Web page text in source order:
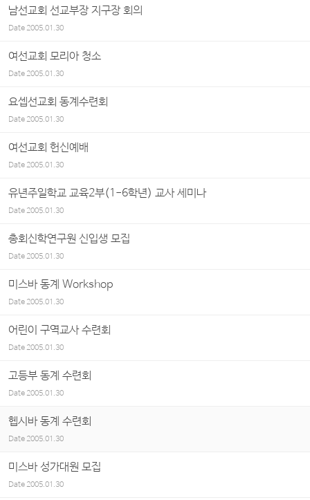
남선교회 선교부장 지구장 회의
Date2005.01.30
여선교회 모리아 청소
Date2005.01.30
요셉선교회 동계수련회
Date2005.01.30
여선교회 헌신예배
Date2005.01.30
유년주일학교 교육2부(1-6학년) 교사 세미나
Date2005.01.30
총회신학연구원 신입생 모집
Date2005.01.30
미스바 동계 Workshop
Date2005.01.30
어린이 구역교사 수련회
Date2005.01.30
고등부 동계 수련회
Date2005.01.30
헵시바 동계 수련회
Date 2005.01.30
미스바 성가대원 모집
Date2005.01.30